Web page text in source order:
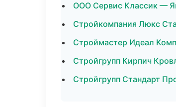
ООО Сервис Классик —
Стройкомпания Люкс
Строймастер Идеал
Стройгрупп Кирпич
Стройгрупп Стандарт